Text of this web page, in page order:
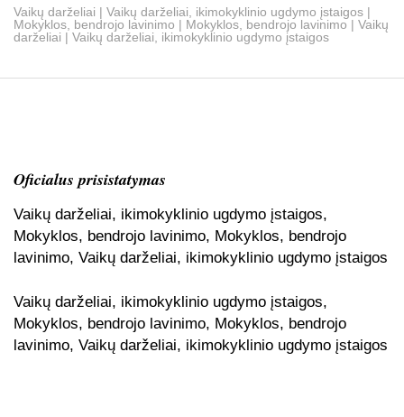
Vaikų darželiai | Vaikų darželiai, ikimokyklinio ugdymo įstaigos |
Mokyklos, bendrojo lavinimo | Mokyklos, bendrojo lavinimo | Vaikų
darželiai | Vaikų darželiai, ikimokyklinio ugdymo įstaigos
Oficialus prisistatymas
Vaikų darželiai, ikimokyklinio ugdymo įstaigos,
Mokyklos, bendrojo lavinimo, Mokyklos, bendrojo
lavinimo, Vaikų darželiai, ikimokyklinio ugdymo įstaigos
Vaikų darželiai, ikimokyklinio ugdymo įstaigos,
Mokyklos, bendrojo lavinimo, Mokyklos, bendrojo
lavinimo, Vaikų darželiai, ikimokyklinio ugdymo įstaigos